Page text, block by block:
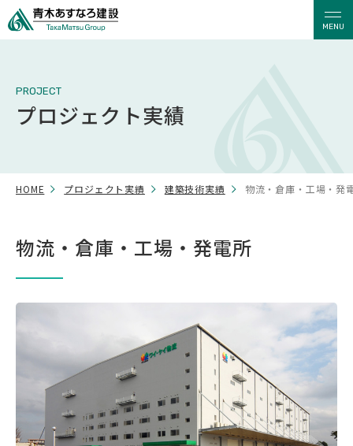
MENU
PROJECT
プロジェクト実績
HOME プロジェクト実績 建築技術実績 物流・倉庫・工場・発
物流・倉庫・工場・発電所